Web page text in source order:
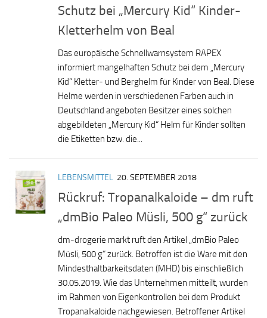
Schutz bei „Mercury Kid“ Kinder-
Kletterhelm von Beal
Das europäische Schnellwarnsystem RAPEX
informiert mangelhaften Schutz bei dem „Mercury
Kid“ Kletter- und Berghelm für Kinder von Beal. Diese
Helme werden in verschiedenen Farben auch in
Deutschland angeboten Besitzer eines solchen
abgebildeten „Mercury Kid“ Helm für Kinder sollten
die Etiketten bzw. die...
LEBENSMITTEL 20. SEPTEMBER 2018
Rückruf: Tropanalkaloide – dm ruft
„dmBio Paleo Müsli, 500 g“ zurück
dm-drogerie markt ruft den Artikel „dmBio Paleo
Müsli, 500 g“ zurück. Betroffen ist die Ware mit den
Mindesthaltbarkeitsdaten (MHD) bis einschließlich
30.05.2019. Wie das Unternehmen mitteilt, wurden
im Rahmen von Eigenkontrollen bei dem Produkt
Tropanalkaloide nachgewiesen. Betroffener Artikel